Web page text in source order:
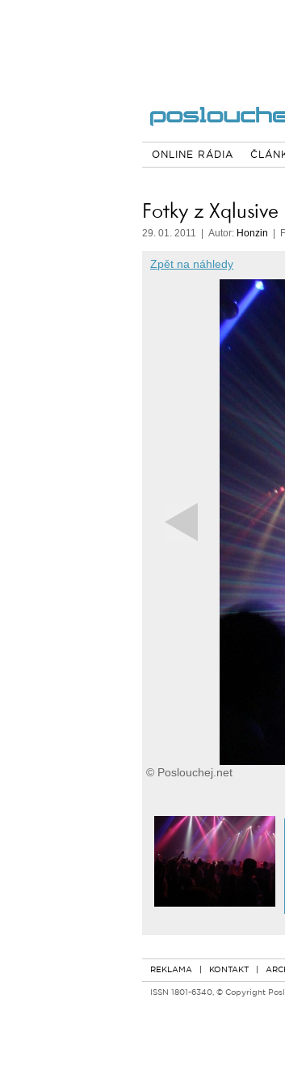
ONLINE RÁDIA
Fotky z
29. 01. 2011 | Autor: Honzin |
Zpět na náhledy
© Poslouchej.net
REKLAMA | KONTAKT |
ISSN 1801-6340, © Copyright